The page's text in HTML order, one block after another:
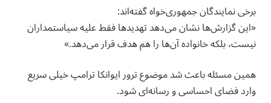
برخی نمایندگان جمهوری‌خواه گفته‌اند:
«این گزارش‌ها نشان می‌دهد تهدیدها فقط علیه سیاستمداران
نیست، بلکه خانواده آن‌ها را هم هدف قرار می‌دهد.»
همین مسئله باعث شد موضوع ترور ایوانکا ترامپ خیلی سریع
وارد فضای احساسی و رسانه‌ای شود.